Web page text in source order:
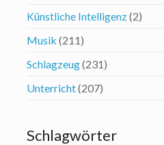
Künstliche Intelligenz(2)
Musik (211)
Schlagzeug(231)
Unterricht(207)
Schlagwörter